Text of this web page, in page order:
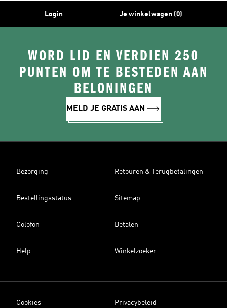
Login Je winkelwagen (0)
WORD LID EN VERDIEN 250
PUNTEN OM TE BESTEDEN AAN
BELONINGEN
MELD JE GRATIS AAN
Bezorging Retouren & Terugbetalingen
Bestellingsstatus Sitemap
Colofon Betalen
Help Winkelzoeker
Cookies Privacybeleid